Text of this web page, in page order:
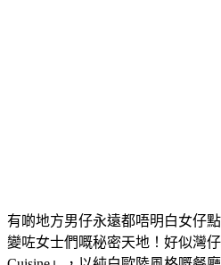
有啲地方男仔永遠都唔明白女仔
變咗女士們嘅秘密天地！好似灣